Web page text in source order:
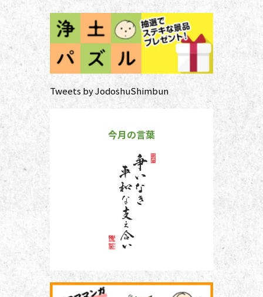
Tweets by JodoshuShimbun
今月の言葉